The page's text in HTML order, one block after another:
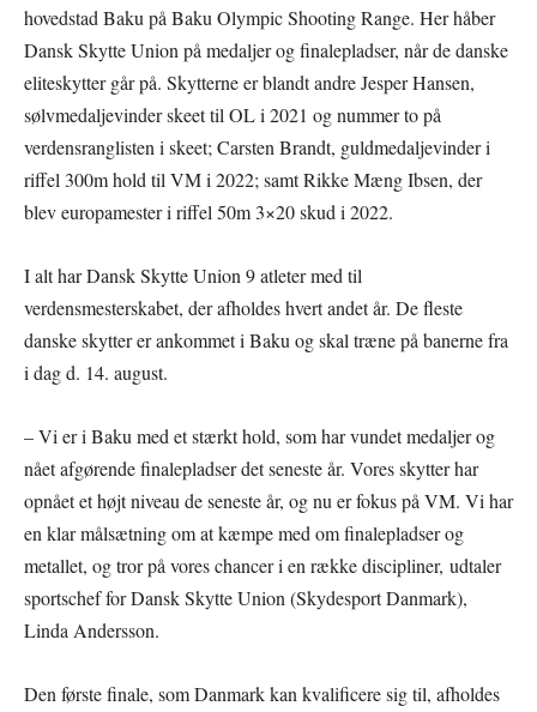
hovedstad Baku på Baku Olympic Shooting Range. Her håber
Dansk Skytte Union på medaljer og finalepladser, når de danske
eliteskytter går på. Skytterne er blandt andre Jesper Hansen,
sølvmedaljevinder skeet til OL i 2021 og nummer to på
verdensranglisten i skeet; Carsten Brandt, guldmedaljevinder i
riffel 300m hold til VM i 2022; samt Rikke Mæng Ibsen, der
blev europamester i riffel 50m 3×20 skud i 2022.
I alt har Dansk Skytte Union 9 atleter med til
verdensmesterskabet, der afholdes hvert andet år. De fleste
danske skytter er ankommet i Baku og skal træne på banerne fra
i dag d. 14. august.
– Vi er i Baku med et stærkt hold, som har vundet medaljer og
nået afgørende finalepladser det seneste år. Vores skytter har
opnået et højt niveau de seneste år, og nu er fokus på VM. Vi har
en klar målsætning om at kæmpe med om finalepladser og
metallet, og tror på vores chancer i en række discipliner, udtaler
sportschef for Dansk Skytte Union (Skydesport Danmark),
Linda Andersson.
Den første finale, som Danmark kan kvalificere sig til, afholdes